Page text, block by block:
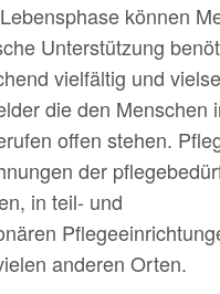
können
Unterstützung
vielfältig und
die den Menschen
offen stehen.
der
in teil- und
anderen Orten.